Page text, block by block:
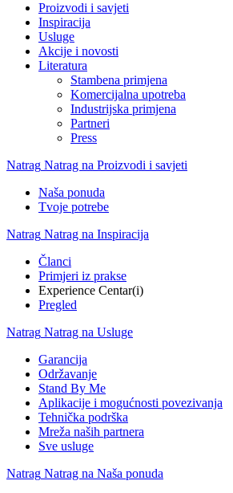
Proizvodi i savjeti
Inspiracija
Usluge
Akcije i novosti
Literatura
Stambena primjena
Komercijalna upotreba
Industrijska primjena
Partneri
Press
Natrag Natrag na Proizvodi i savjeti
Naša ponuda
Tvoje potrebe
Natrag Natrag na Inspiracija
Članci
Primjeri iz prakse
Experience Centar(i)
Pregled
Natrag Natrag na Usluge
Garancija
Održavanje
Stand By Me
Aplikacije i mogućnosti povezivanja
Tehnička podrška
Mreža naših partnera
Sve usluge
Natrag Natrag na Naša ponuda